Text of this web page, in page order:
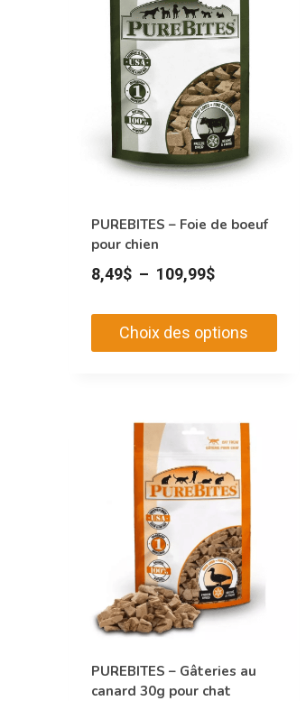
options
peuvent
être
choisies
sur
page
produit
PUREBITES – Foie de boeuf
pour chien
8,49$ – 109,99$Plage
prix :
8,49$
Choix des options
plusieurs
variations.
options
peuvent
choisies
sur
la
du
PUREBITES – Gâteries au
canard 30g pour chat